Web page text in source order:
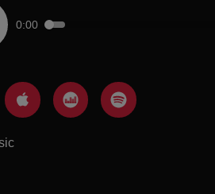
0:00